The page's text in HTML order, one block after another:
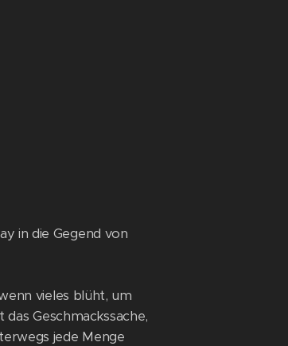
in die Gegend von
vieles blüht, um
Geschmackssache,
jede Menge